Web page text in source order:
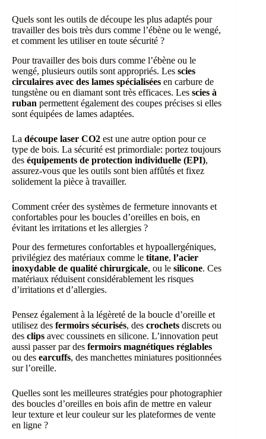
Quels sont les outils de découpe les plus adaptés pour
travailler des bois très durs comme l’ébène ou le wengé,
et comment les utiliser en toute sécurité ?
Pour travailler des bois durs comme l’ébène ou le
wengé, plusieurs outils sont appropriés. Les scies
circulaires avec des lames spécialisées en carbure de
tungstène ou en diamant sont très efficaces. Les scies à
ruban permettent également des coupes précises si elles
sont équipées de lames adaptées.
La découpe laser CO2 est une autre option pour ce
type de bois. La sécurité est primordiale: portez toujours
des équipements de protection individuelle (EPI),
assurez-vous que les outils sont bien affûtés et fixez
solidement la pièce à travailler.
Comment créer des systèmes de fermeture innovants et
confortables pour les boucles d’oreilles en bois, en
évitant les irritations et les allergies ?
Pour des fermetures confortables et hypoallergéniques,
privilégiez des matériaux comme le titane, l’acier
inoxydable de qualité chirurgicale, ou le silicone. Ces
matériaux réduisent considérablement les risques
d’irritations et d’allergies.
Pensez également à la légèreté de la boucle d’oreille et
utilisez des fermoirs sécurisés, des crochets discrets ou
des clips avec coussinets en silicone. L’innovation peut
aussi passer par des fermoirs magnétiques réglables
ou des earcuffs, des manchettes miniatures positionnées
sur l’oreille.
Quelles sont les meilleures stratégies pour photographier
des boucles d’oreilles en bois afin de mettre en valeur
leur texture et leur couleur sur les plateformes de vente
en ligne ?